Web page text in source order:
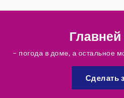
Главней
– погода в доме, а остальное
Сделать